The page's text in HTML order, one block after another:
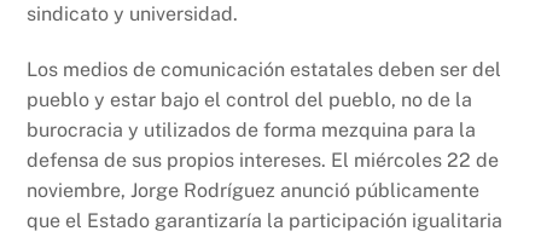
sindicato y universidad.
Los medios de comunicación estatales deben ser del
pueblo y estar bajo el control del pueblo, no de la
burocracia y utilizados de forma mezquina para la
defensa de sus propios intereses. El miércoles 22 de
noviembre, Jorge Rodríguez anunció públicamente
que el Estado garantizaría la participación igualitaria